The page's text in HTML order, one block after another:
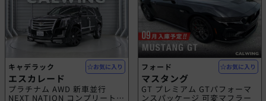
お気に入り
キャデラック
エスカレード
プラチナム AWD 新車並行
NEXT NATION コンプリートモ
お気に入り
フォード
マスタング
GT プレミアム GTパフォーマ
ンスパッケージ 可変マフラー